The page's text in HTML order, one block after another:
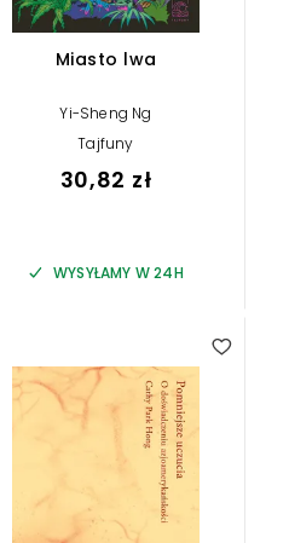
Miasto lwa
Yi-Sheng Ng
Tajfuny
30,82 zł
WYSYŁAMY W 24H